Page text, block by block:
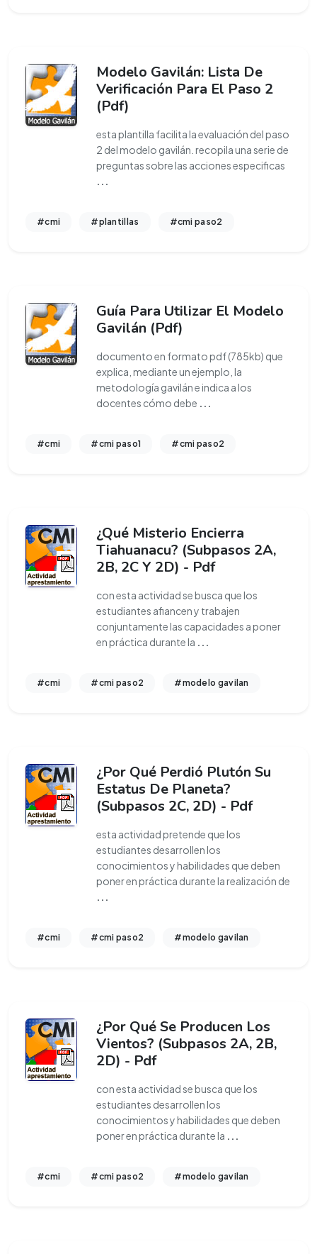
Modelo Gavilán: Lista De
Verificación Para El Paso 2
(Pdf)
esta plantilla facilita la evaluación del paso
2 del modelo gavilán. recopila una serie de
preguntas sobre las acciones especificas
...
#cmi #plantillas #cmi paso2
Guía Para Utilizar El Modelo
Gavilán (Pdf)
documento en formato pdf (785kb) que
explica, mediante un ejemplo, la
metodología gavilán e indica a los
docentes cómo debe ...
#cmi #cmi paso1 #cmi paso2
¿Qué Misterio Encierra
Tiahuanacu? (Subpasos 2A,
2B, 2C Y 2D) - Pdf
con esta actividad se busca que los
estudiantes afiancen y trabajen
conjuntamente las capacidades a poner
en práctica durante la ...
#cmi #cmi paso2 #modelo gavilan
¿Por Qué Perdió Plutón Su
Estatus De Planeta?
(Subpasos 2C, 2D) - Pdf
esta actividad pretende que los
estudiantes desarrollen los
conocimientos y habilidades que deben
poner en práctica durante la realización de
...
#cmi #cmi paso2 #modelo gavilan
¿Por Qué Se Producen Los
Vientos? (Subpasos 2A, 2B,
2D) - Pdf
con esta actividad se busca que los
estudiantes desarrollen los
conocimientos y habilidades que deben
poner en práctica durante la ...
#cmi #cmi paso2 #modelo gavilan